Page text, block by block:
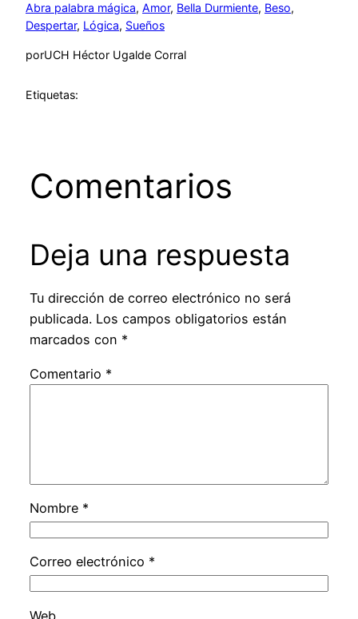
Abra palabra mágica, Amor, Bella Durmiente, Beso
Despertar, Lógica, Sueños
porUCH Héctor Ugalde Corral
Etiquetas:
Comentarios
Deja una respuesta
Tu dirección de correo electrónico no será
publicada. Los campos obligatorios están
marcados con *
Comentario *
Nombre *
Correo electrónico *
Web